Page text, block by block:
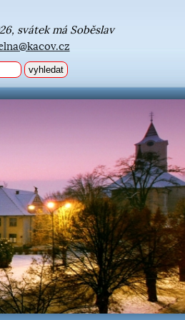
svátek má Soběslav